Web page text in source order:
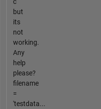
but
its
not
working.
Any
help
please?
filename
=
'testdata...